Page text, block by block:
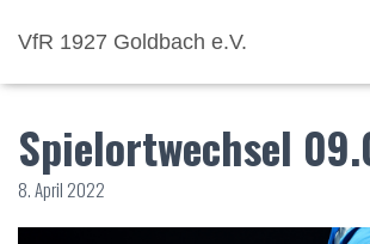
VfR 1927 Goldbach e.V.
Spielortwechsel
8. April 2022